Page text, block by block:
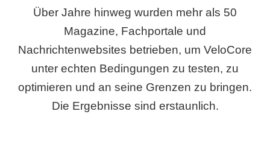
Über Jahre hinweg wurden mehr als 50
Magazine, Fachportale und
Nachrichtenwebsites betrieben, um VeloCore
unter echten Bedingungen zu testen, zu
optimieren und an seine Grenzen zu bringen.
Die Ergebnisse sind erstaunlich.